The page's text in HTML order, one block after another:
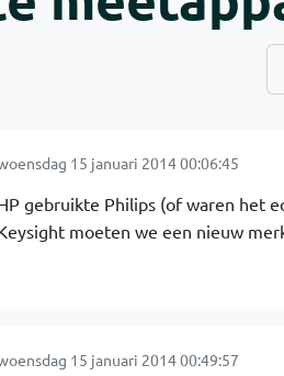
15 januari 2014 00:06:45
gebruikte Philips (of waren het
moeten we een nieuw
15 januari 2014 00:49:57